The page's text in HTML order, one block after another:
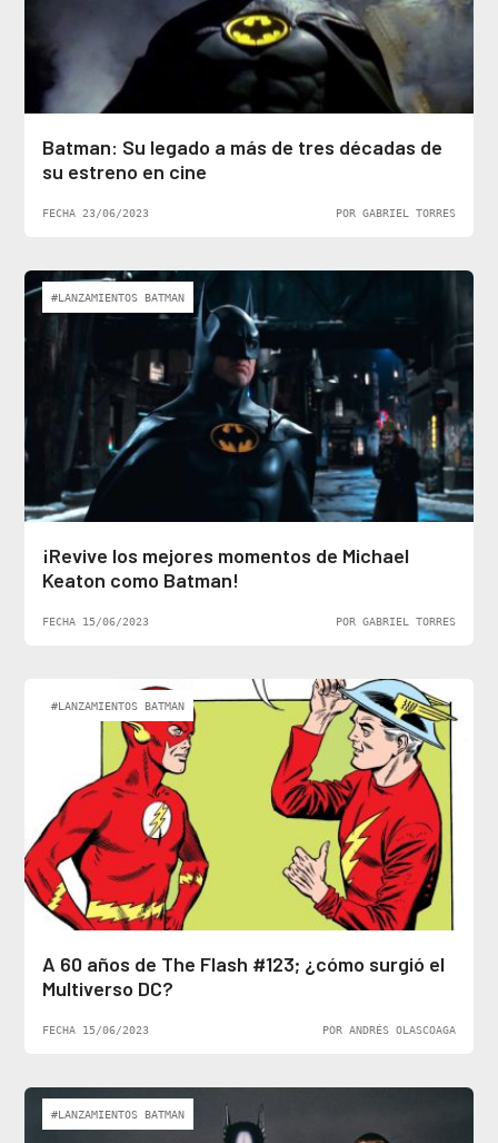
Batman: Su legado a más de tres décadas de
su estreno en cine
FECHA 23/06/2023 POR GABRIEL TORRES
#LANZAMIENTOS BATMAN
¡Revive los mejores momentos de Michael
Keaton como Batman!
FECHA 15/06/2023 POR GABRIEL TORRES
#LANZAMIENTOS BATMAN
A 60 años de The Flash #123; ¿cómo surgió el
Multiverso DC?
FECHA 15/06/2023 POR ANDRÉS OLASCOAGA
#LANZAMIENTOS BATMAN